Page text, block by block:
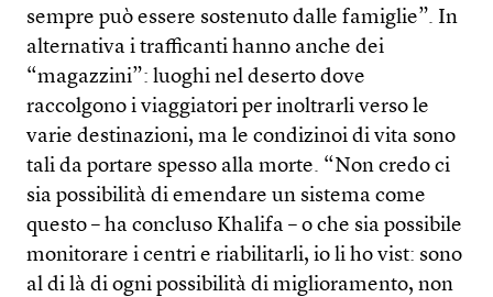
sempre può essere sostenuto dalle famiglie”. In
alternativa i trafficanti hanno anche dei
“magazzini”: luoghi nel deserto dove
raccolgono i viaggiatori per inoltrarli verso le
varie destinazioni, ma le condizinoi di vita sono
tali da portare spesso alla morte. “Non credo ci
sia possibilità di emendare un sistema come
questo – ha concluso Khalifa – o che sia possibile
monitorare i centri e riabilitarli, io li ho vist: sono
al di là di ogni possibilità di miglioramento, non